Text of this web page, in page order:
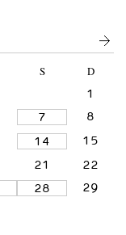
S
D
1
7
8
14
15
21
22
28
29